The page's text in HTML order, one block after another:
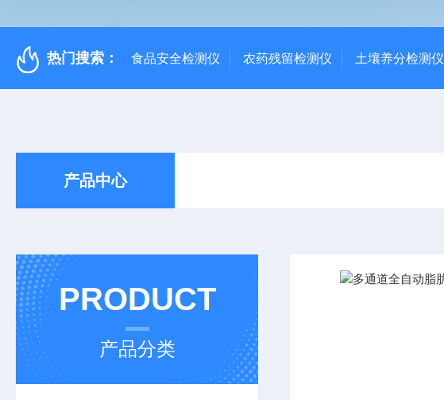
热门搜索： 食品安全检测仪 农药残留检测仪 土壤养分检测仪
产品中心
PRODUCT
产品分类